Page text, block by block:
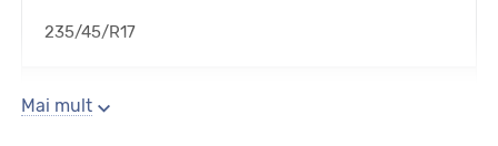
235/45/R17
Sezon
Mai mult